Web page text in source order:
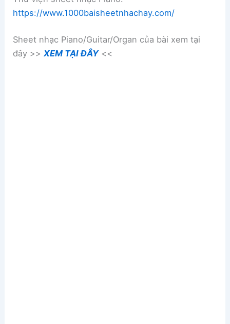
https://www.1000baisheetnhachay.com/
Sheet nhạc Piano/Guitar/Organ của bài xem tại
đây >>XEM TẠI ĐÂY<<